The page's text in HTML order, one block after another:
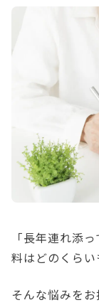
「長年連れ添
料はどのくらい
そんな悩みをお